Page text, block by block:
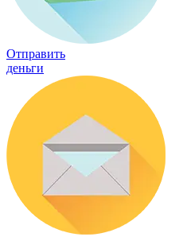
Отправить
деньги